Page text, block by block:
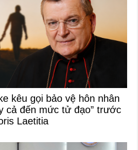
kêu gọi bảo vệ hôn nhân
cả đến mức tử đạo” trước
Laetitia